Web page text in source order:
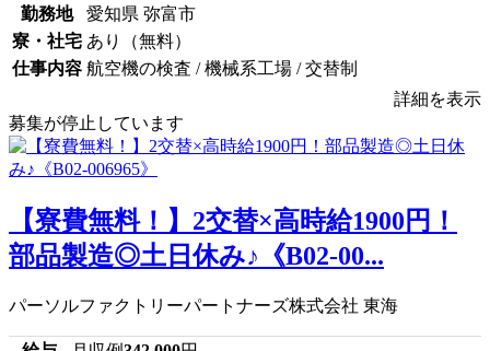
勤務地
愛知県 弥富市
寮・社宅 あり（無料）
仕事内容 航空機の検査 / 機械系工場 / 交替制
詳細を表示
募集が停止しています
【寮費無料！】2交替×高時給1900円！
部品製造◎土日休み♪《B02-00...
パーソルファクトリーパートナーズ株式会社 東海